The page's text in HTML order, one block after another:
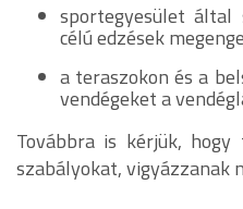
sportegyesület által
célú edzések
a teraszokon és a
vendégeket a
Továbbra is kérjük,
szabályokat, vigyázzanak